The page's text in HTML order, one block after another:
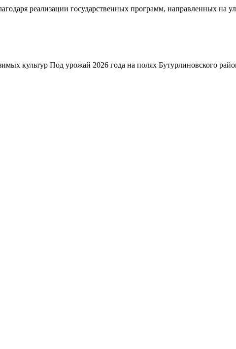
реализации государственных программ, направленных
культур Под урожай 2026 года на полях Бутурлиновского